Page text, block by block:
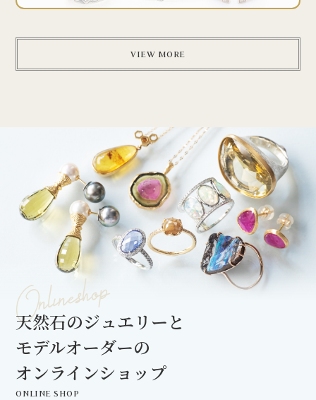
VIEW MORE
天然石のジュエリーと
モデルオーダーの
オンラインショップ
ONLINE SHOP